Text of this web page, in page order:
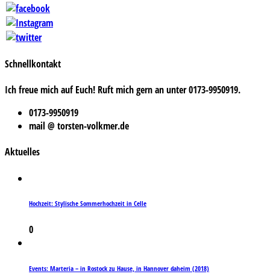
Schnellkontakt
Ich freue mich auf Euch! Ruft mich gern an unter 0173-9950919.
0173-9950919
mail @ torsten-volkmer.de
Aktuelles
Hochzeit: Stylische Sommerhochzeit in Celle
0
Events: Marteria – in Rostock zu Hause, in Hannover daheim (2018)